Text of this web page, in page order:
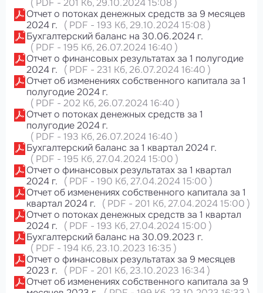
( PDF - 201 Кб, 29.10.2024 15:08 )
Отчет о потоках денежных средств за 9 месяцев
2024 г.
( PDF - 193 Кб, 29.10.2024 15:08 )
Бухгалтерский баланс на 30.06.2024 г.
( PDF - 195 Кб, 26.07.2024 16:40 )
Отчет о финансовых результатах за 1 полугодие
2024 г.
( PDF - 231 Кб, 26.07.2024 16:40 )
Отчет об изменениях собственного капитала за 1
полугодие 2024 г.
( PDF - 202 Кб, 26.07.2024 16:40 )
Отчет о потоках денежных средств за 1
полугодие 2024 г.
( PDF - 193 Кб, 26.07.2024 16:40 )
Бухгалтерский баланс за 1 квартал 2024 г.
( PDF - 195 Кб, 27.04.2024 15:00 )
Отчет о финансовых результатах за 1 квартал
2024 г.
( PDF - 190 Кб, 27.04.2024 15:00 )
Отчет об изменениях собственного капитала за 1
квартал 2024 г.
( PDF - 201 Кб, 27.04.2024 15:00 )
Отчет о потоках денежных средств за 1 квартал
2024 г.
( PDF - 193 Кб, 27.04.2024 15:00 )
Бухгалтерский баланс на 30.09.2023 г.
( PDF - 194 Кб, 23.10.2023 16:35 )
Отчет о финансовых результатах за 9 месяцев
2023 г.
( PDF - 201 Кб, 23.10.2023 16:34)
Отчет об изменениях собственного капитала за 9